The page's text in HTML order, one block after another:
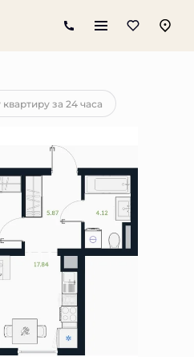
4 200 000 руб.
за 24 часа